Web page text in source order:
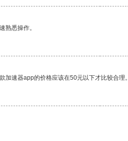
熟悉操作。
速器app的价格应该在50元以下才比较合理。